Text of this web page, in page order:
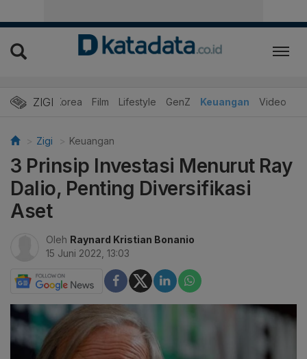
ZIGI
Hits Korea Film Lifestyle GenZ Keuangan Video
Zigi Keuangan
3 Prinsip Investasi Menurut Ray
Dalio, Penting Diversifikasi
Aset
Oleh Raynard Kristian Bonanio
15 Juni 2022, 13:03